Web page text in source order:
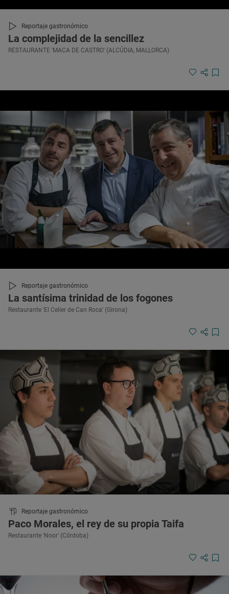
Reportaje gastronómico
La complejidad de la sencillez
RESTAURANTE 'MACA DE CASTRO' (ALCÚDIA, MALLORCA)
Reportaje gastronómico
La santísima trinidad de los fogones
Restaurante 'El Celler de Can Roca' (Girona)
Reportaje gastronómico
Paco Morales, el rey de su propia Taifa
Restaurante 'Noor' (Córdoba)